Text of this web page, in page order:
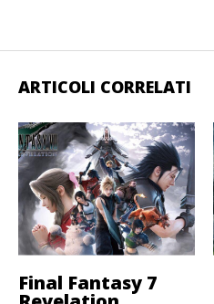
ARTICOLI CORRELATI
Final Fantasy 7